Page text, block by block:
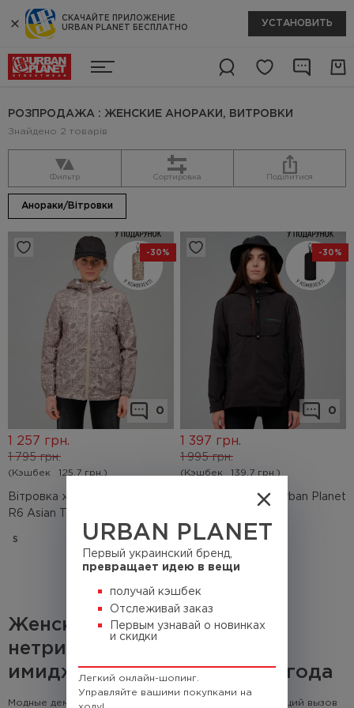
СКАЧАЙТЕ ПРИЛОЖЕНИЕ
URBAN PLANET БЕСПЛАТНО
УСТАНОВИТЬ
URBAN PLANET
Первый украинский бренд,
превращает идею в вещи
получай кэшбек
Отслеживай заказ
Первым узнавай о новинках
и скидки
Легкий онлайн-шопинг.
Управляйте вашими покупками на
РОЗПРОДАЖА : ЖЕНСКИЕ АНОРАКИ, ВИТРОВКИ
Знайдено 2 товарів
Фильтр Сортировка Поділитися
Анораки/Вітровки
-30%
0
Вітровка жіноча Urban Planet
R6 Asian Tan
1 795 грн.
1 257 грн.
(Кэшбек 125.7 грн.)
S
-30%
0
Анорак женский Urban Planet
1 995 грн.
1 397 грн.
(Кэшбек 139.7 грн.)
XS S
Женские анораки -
нетривиальные идеи для
имиджа на все сезоны 2021 года
Модные демисезонные женские анораки - это настоящий вызов